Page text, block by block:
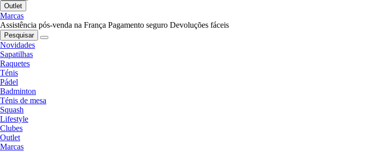
Outlet
Marcas
Assistência pós-venda na França Pagamento seguro Devoluções fáceis
Pesquisar
Novidades
Sapatilhas
Raquetes
Ténis
Pádel
Badminton
Ténis de mesa
Squash
Lifestyle
Clubes
Outlet
Marcas